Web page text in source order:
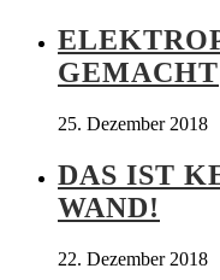
GEMACHT
25. Dezember 2018
DAS IST
WAND!
22. Dezember 2018